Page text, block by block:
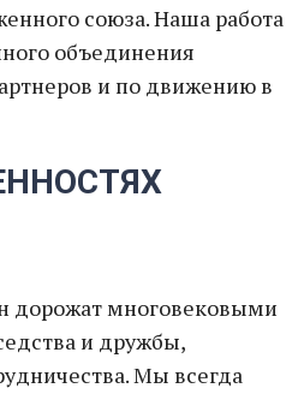
союза. Наша работа
объединения
и по движению в
дорожат многовековыми
и дружбы,
Мы всегда